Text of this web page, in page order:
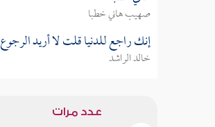
صهيب هاني خطبا
إنك راجع للدنيا قلت لا أريد الرجوع
خالد الراشد
عدد مرات